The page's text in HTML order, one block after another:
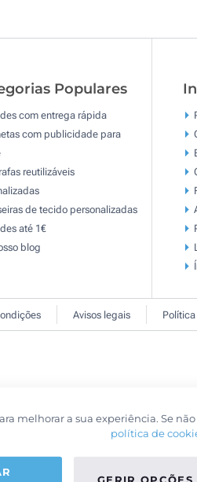
Populares
com entrega rápida
com publicidade para
reutilizáveis
de tecido personalizadas
até 1€
blog
Avisos legais
melhorar a sua experiência. Se
política de
GERIR OPÇÕES